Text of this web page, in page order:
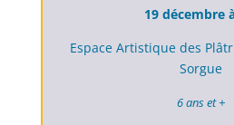
19 décembre
Espace Artistique des
Sorgue
6 ans et +